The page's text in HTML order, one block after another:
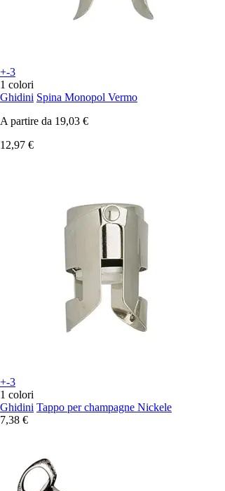
+-3
1 colori
Ghidini Spina Monopol Vermo
A partire da 19,03 €
12,97 €
+-3
1 colori
Ghidini Tappo per champagne Nickele
7,38 €